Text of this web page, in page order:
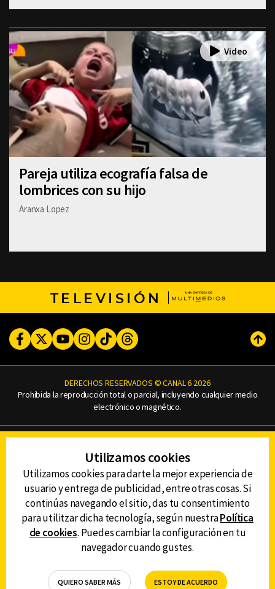
Pareja utiliza ecografía falsa de
lombrices con su hijo
Aranxa Lopez
TELEVISIÓN
FacebookTwitterYoutubeInstagram
TikTokThreads
DERECHOS RESERVADOS © CANAL 6 2026
Prohibida la reproducción total o parcial, incluyendo cualquier medio
electrónico o magnético.
AVISO DE PRIVACIDAD
AVISO LEGAL
DEFENSORÍA DE LAS AUDIENCIAS
DESCARGA LA APP DE CANAL 6
Utilizamos cookies
Utilizamos cookies para darte la mejor experiencia de
usuario y entrega de publicidad, entre otras cosas. Si
continúas navegando el sitio, das tu consentimiento
para utilitzar dicha tecnología, según nuestraPolítica
de cookies. Puedes cambiar la configuración en tu
navegador cuando gustes.
QUIERO SABER MÁS ESTOY DE ACUERDO